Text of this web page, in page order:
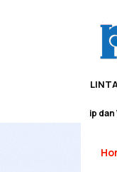
Edupreneurship dan